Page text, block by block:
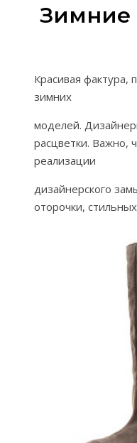
Зимние
Красивая фактура,
зимних
моделей.
расцветки. Важно,
реализации
дизайнерского
оторочки,